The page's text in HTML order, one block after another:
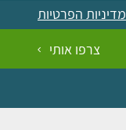
מדיניות הפרטיות
צרפו אותי